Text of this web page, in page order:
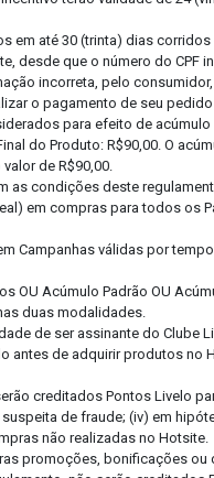
em até 30 (trinta) dias
desde que o número do CPF
incorreta, pelo consumidor,
o pagamento de seu
para efeito de
do Produto: R$90,00. O
de R$90,00.
as condições deste
em compras para todos os
Campanhas válidas por
OU Acúmulo Padrão OU
duas modalidades.
de ser assinante do Clube
antes de adquirir produtos no
creditados Pontos Livelo
de fraude; (iv) em
não realizadas no Hotsite.
promoções, bonificações ou
ou anexe um